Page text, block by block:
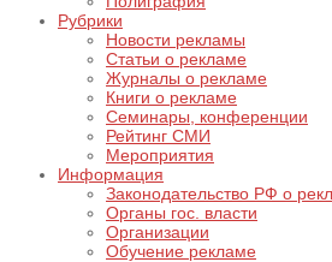
Рубрики
Новости рекламы
Статьи о рекламе
Журналы о рекламе
Книги о рекламе
Семинары, конференции
Рейтинг СМИ
Мероприятия
Информация
Законодательство РФ о
Органы гос. власти
Организации
Обучение рекламе